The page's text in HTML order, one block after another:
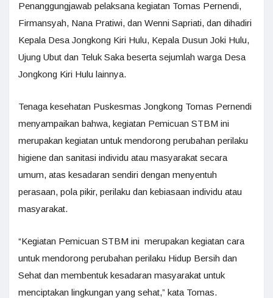
Penanggungjawab pelaksana kegiatan Tomas Pernendi,
Firmansyah, Nana Pratiwi, dan Wenni Sapriati, dan dihadiri
Kepala Desa Jongkong Kiri Hulu, Kepala Dusun Joki Hulu,
Ujung Ubut dan Teluk Saka beserta sejumlah warga Desa
Jongkong Kiri Hulu lainnya.
Tenaga kesehatan Puskesmas Jongkong Tomas Pernendi
menyampaikan bahwa, kegiatan Pemicuan STBM ini
merupakan kegiatan untuk mendorong perubahan perilaku
higiene dan sanitasi individu atau masyarakat secara
umum, atas kesadaran sendiri dengan menyentuh
perasaan, pola pikir, perilaku dan kebiasaan individu atau
masyarakat.
“Kegiatan Pemicuan STBM ini merupakan kegiatan cara
untuk mendorong perubahan perilaku Hidup Bersih dan
Sehat dan membentuk kesadaran masyarakat untuk
menciptakan lingkungan yang sehat,” kata Tomas.